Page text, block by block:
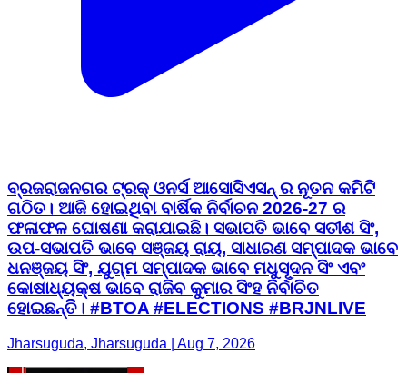
ବ୍ରଜରାଜନଗର ଟ୍ରକ୍ ଓନର୍ସ ଆସୋସିଏସନ୍ ର ନୂତନ କମିଟି
ଗଠିତ। ଆଜି ହୋଇଥିବା ବାର୍ଷିକ ନିର୍ବାଚନ 2026-27 ର
ଫଳାଫଳ ଘୋଷଣା କରାଯାଇଛି। ସଭାପତି ଭାବେ ସତୀଶ ସିଂ,
ଉପ-ସଭାପତି ଭାବେ ସଞ୍ଜୟ ରାୟ, ସାଧାରଣ ସମ୍ପାଦକ ଭାବେ
ଧନଞ୍ଜୟ ସିଂ, ଯୁଗ୍ମ ସମ୍ପାଦକ ଭାବେ ମଧୁସୂଦନ ସିଂ ଏବଂ
କୋଷାଧ୍ୟକ୍ଷ ଭାବେ ରାଜିବ କୁମାର ସିଂହ ନିର୍ବାଚିତ
ହୋଇଛନ୍ତି। #BTOA #ELECTIONS #BRJNLIVE
Jharsuguda, Jharsuguda | Aug 7, 2026